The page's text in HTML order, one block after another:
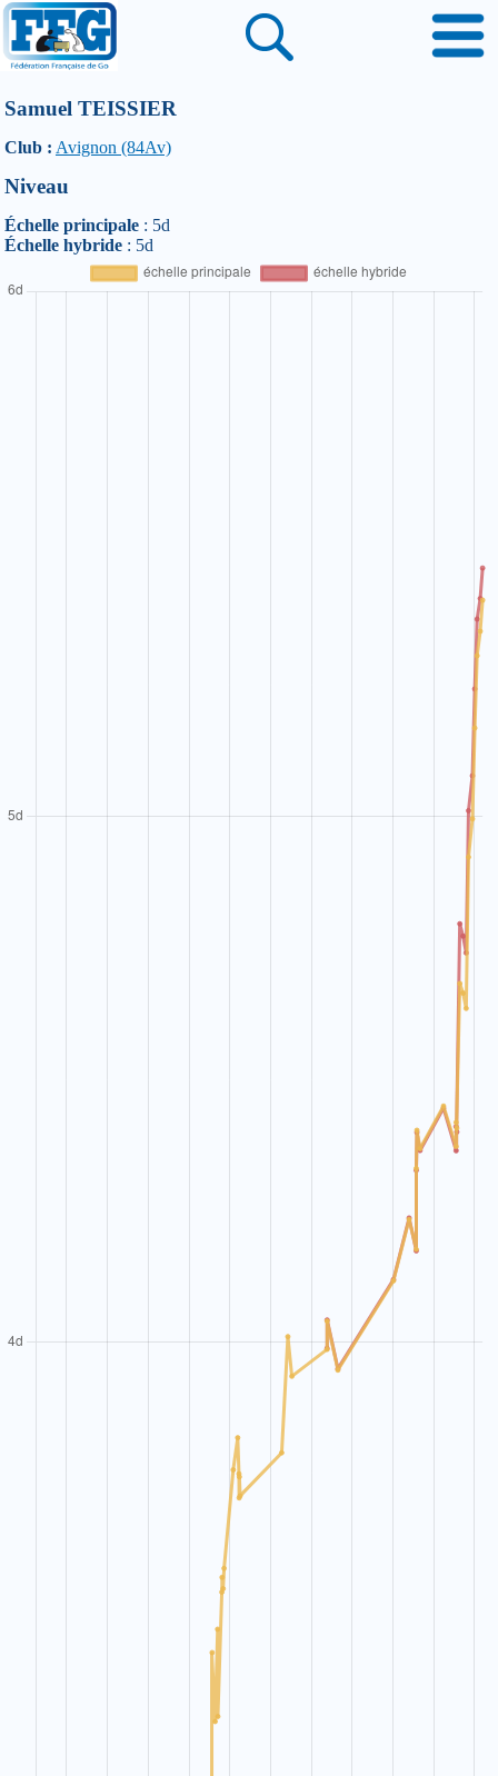
Samuel TEISSIER
Club : Avignon (84Av)
Niveau
Échelle principale : 5d
Échelle hybride : 5d